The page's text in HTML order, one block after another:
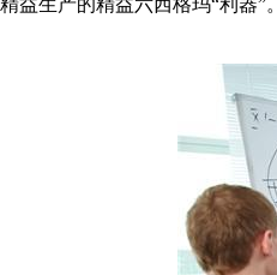
精益生产的精益六西格玛“利器”。